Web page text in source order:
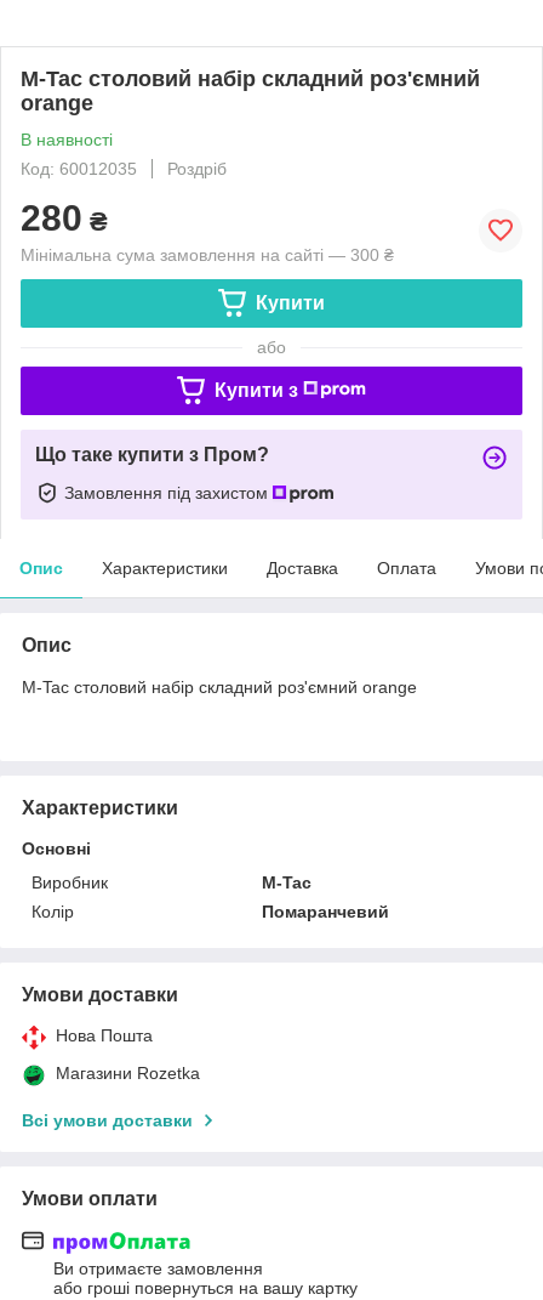
M-Tac столовий набір складний роз'ємний
orange
В наявності
Код: 60012035
Роздріб
280 ₴
Мінімальна сума замовлення на сайті — 300 ₴
Купити
або
Купити з
Що таке купити з Пром?
Замовлення під захистом
Опис Характеристики Доставка Оплата Умови
Опис
M-Tac столовий набір складний роз'ємний orange
Характеристики
Основні
Виробник
M-Tac
Колір
Помаранчевий
Умови доставки
Нова Пошта
Магазини Rozetka
Всі умови доставки
Умови оплати
Ви отримаєте замовлення
або гроші повернуться на вашу картку